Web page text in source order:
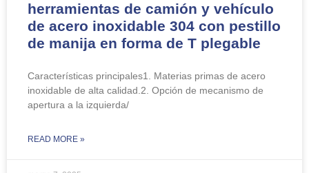
herramientas de camión y vehículo
de acero inoxidable 304 con pestillo
de manija en forma de T plegable
Características principales1. Materias primas de acero
inoxidable de alta calidad.2. Opción de mecanismo de
apertura a la izquierda/
READ MORE »